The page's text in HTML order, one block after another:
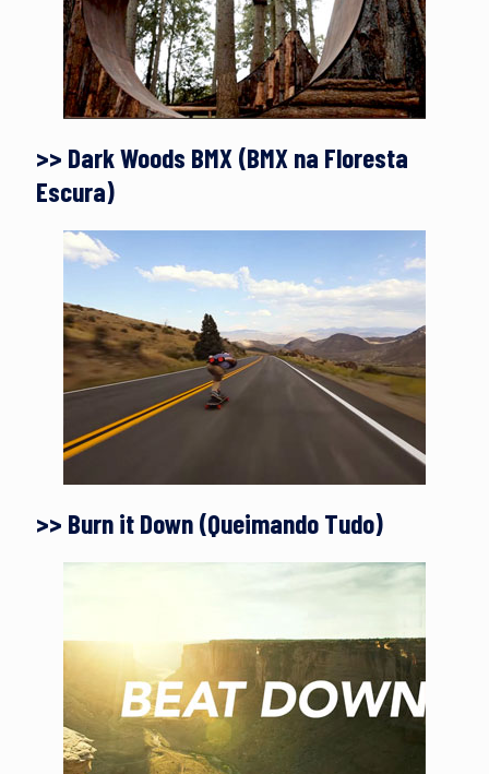
>> Dark Woods BMX (BMX na Floresta
Escura)
>> Burn it Down (Queimando Tudo)